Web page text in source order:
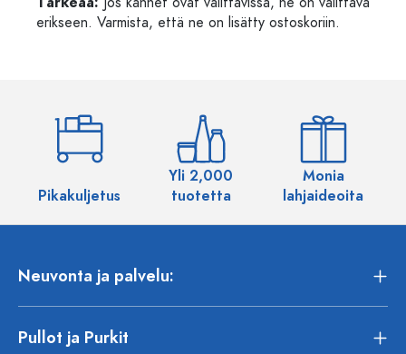
erikseen. Varmista, että ne on lisätty ostoskoriin.
Pikakuljetus
Yli 2,000
tuotetta
Monia
lahjaideoita
Neuvonta ja palvelu:
Pullot ja Purkit